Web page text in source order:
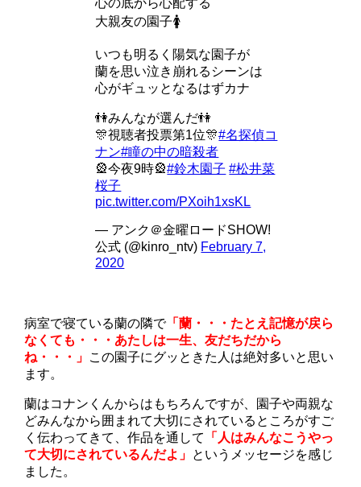
心の底から心配する
大親友の園子🚺
いつも明るく陽気な園子が
蘭を思い泣き崩れるシーンは
心がギュッとなるはずカナ
👫みんなが選んだ👫
🎊視聴者投票第1位🎊#名探偵コ
ナン#瞳の中の暗殺者
🎡今夜9時🎡#鈴木園子 #松井菜
桜子
pic.twitter.com/PXoih1xsKL
— アンク＠金曜ロードSHOW!
公式 (@kinro_ntv) February 7,
2020
病室で寝ている蘭の隣で「蘭・・・たとえ記憶が戻ら
なくても・・・あたしは一生、友だちだから
ね・・・」 この園子にグッときた人は絶対多いと思い
ます。
蘭はコナンくんからはもちろんですが、園子や両親な
どみんなから囲まれて大切にされているところがすご
く伝わってきて、作品を通して
「人はみんなこうやっ
て大切にされているんだよ」 というメッセージを感じ
ました。